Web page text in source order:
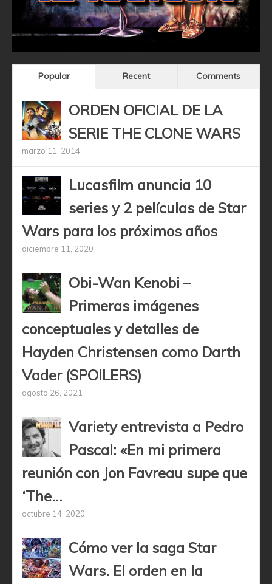
Popular Recent Comments
ORDEN OFICIAL DE LA
SERIE THE CLONE WARS
marzo 11, 2014
Lucasfilm anuncia 10
series y 2 películas de Star
Wars para los próximos años
diciembre 11, 2020
Obi-Wan Kenobi –
Primeras imágenes
conceptuales y detalles de
Hayden Christensen como Darth
Vader (SPOILERS)
agosto 26, 2021
Variety entrevista a Pedro
Pascal: «En mi primera
reunión con Jon Favreau supe que
‘The...
octubre 14, 2020
Cómo ver la saga Star
Wars. El orden en la